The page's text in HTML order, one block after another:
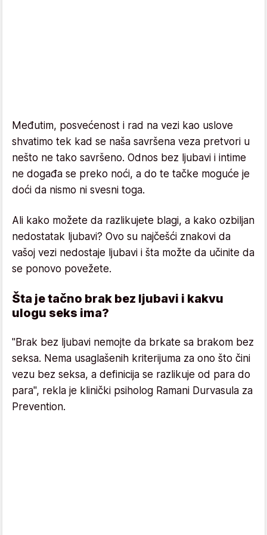
Međutim, posvećenost i rad na vezi kao uslove
shvatimo tek kad se naša savršena veza pretvori u
nešto ne tako savršeno. Odnos bez ljubavi i intime
ne događa se preko noći, a do te tačke moguće je
doći da nismo ni svesni toga.
Ali kako možete da razlikujete blagi, a kako ozbiljan
nedostatak ljubavi? Ovo su najčešći znakovi da
vašoj vezi nedostaje ljubavi i šta možte da učinite da
se ponovo povežete.
Šta je tačno brak bez ljubavi i kakvu
ulogu seks ima?
"Brak bez ljubavi nemojte da brkate sa brakom bez
seksa. Nema usaglašenih kriterijuma za ono što čini
vezu bez seksa, a definicija se razlikuje od para do
para", rekla je klinički psiholog Ramani Durvasula za
Prevention.